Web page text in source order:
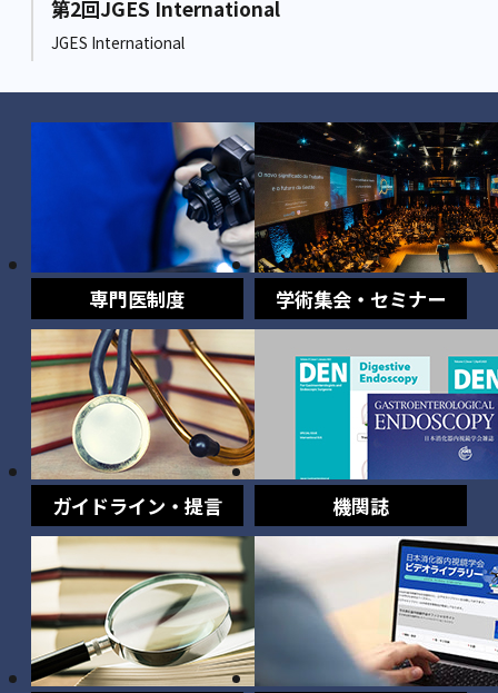
第2回JGES International
JGES International
専門医制度 学術集会・セミナー
ガイドライン・提言 機関誌